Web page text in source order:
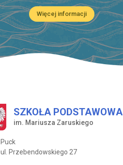
Więcej informacji
SZKOŁA PODSTAWOWA
im. Mariusza Zaruskiego
Adres pocztowy:
Puck
ul. Przebendowskiego 27